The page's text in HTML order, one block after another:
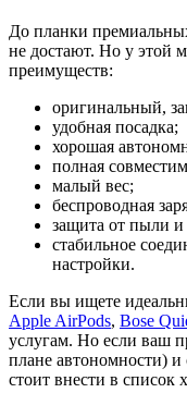
До планки
не достают. Но у этой
преимуществ:
оригинальный,
удобная посадка;
хорошая
полная
малый вес;
беспроводная
защита от пыли и
стабильное
настройки.
Если вы ищете
Apple AirPods, Bose
услугам. Но если ваш
плане автономности)
стоит внести в список